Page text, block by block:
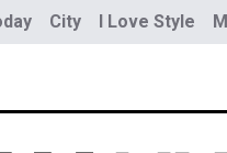
City I Love Style